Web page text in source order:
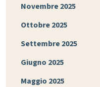
Novembre 2025
Ottobre 2025
Settembre 2025
Giugno 2025
Maggio 2025